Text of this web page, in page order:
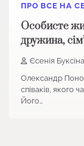
ПРО ВСЕ НА
Особисте
дружина,
Єсенія Буксіна
Олександр
співаків, якого
Його…